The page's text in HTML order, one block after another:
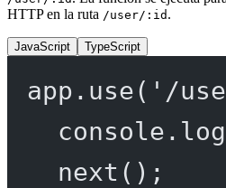
HTTP en la ruta /user/:id .
JavaScript TypeScript
app. use( '/
console. log
next ();